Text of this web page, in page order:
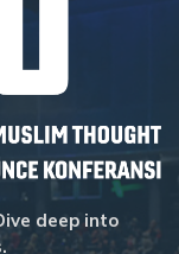
deep into